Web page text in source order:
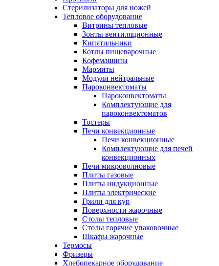
Стерилизаторы для ножей
Тепловое оборудование
Витрины тепловые
Зонты вентиляционные
Кипятильники
Котлы пищеварочные
Кофемашины
Мармиты
Модули нейтральные
Пароконвектоматы
Пароконвектоматы
Комплектующие для
пароконвектоматов
Тостеры
Печи конвекционные
Печи конвекционные
Комплектующие для печей
конвекционных
Печи микроволновые
Плиты газовые
Плиты индукционные
Плиты электрические
Грили для кур
Поверхности жарочные
Столы тепловые
Столы горячие упаковочные
Шкафы жарочные
Термосы
Фризеры
Хлебопекарное оборудование